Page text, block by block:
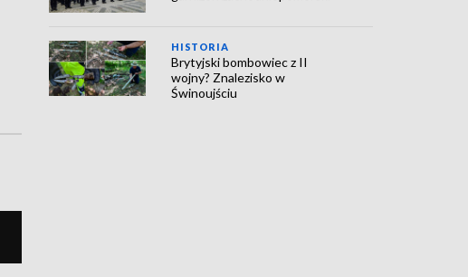
HISTORIA
Brytyjski bombowiec z II
wojny? Znalezisko w
Świnoujściu